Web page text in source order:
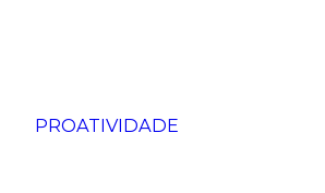
PROATIVIDADE